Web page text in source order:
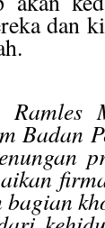
dan
Badan